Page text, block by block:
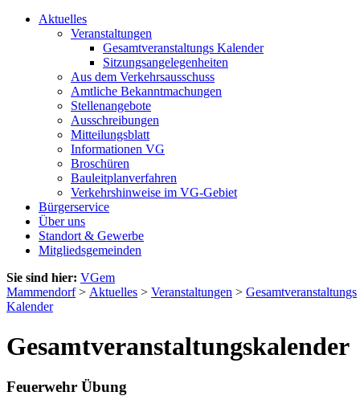
Aktuelles
Veranstaltungen
Gesamtveranstaltungs Kalender
Sitzungsangelegenheiten
Aus dem Verkehrsausschuss
Amtliche Bekanntmachungen
Stellenangebote
Ausschreibungen
Mitteilungsblatt
Informationen VG
Broschüren
Bauleitplanverfahren
Verkehrshinweise im VG-Gebiet
Bürgerservice
Über uns
Standort & Gewerbe
Mitgliedsgemeinden
Sie sind hier: VGem
Mammendorf> Aktuelles > Veranstaltungen > Gesamtveranstaltungs
Kalender
Gesamtveranstaltungskalender
Feuerwehr Übung